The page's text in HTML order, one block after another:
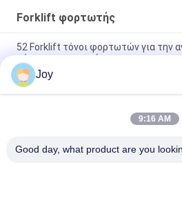
Forklift φορτωτής
52 Forklift τόνοι φορτωτών για την
πέτρινου φραγμού
50 Forklift εκτιμημένων φορτωτής
για το βαρύ μαρμάρινο φραγμό στο
48 τόνοι 50 τόνοι 52 Forklift τόνοι
Joy
9:16 AM
Good day, what product are you